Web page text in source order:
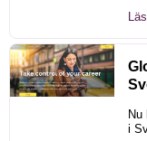
Nu
i